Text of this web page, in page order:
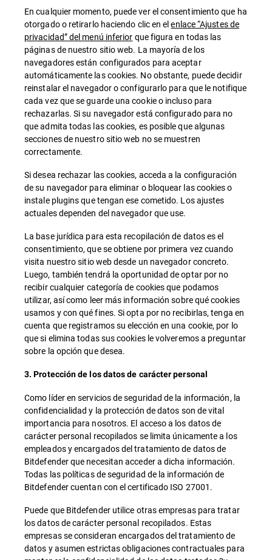
En cualquier momento, puede ver el consentimiento que ha
otorgado o retirarlo haciendo clic en elenlace “Ajustes de
privacidad” del menú inferior que figura en todas las
páginas de nuestro sitio web. La mayoría de los
navegadores están configurados para aceptar
automáticamente las cookies. No obstante, puede decidir
reinstalar el navegador o configurarlo para que le notifique
cada vez que se guarde una cookie o incluso para
rechazarlas. Si su navegador está configurado para no
que admita todas las cookies, es posible que algunas
secciones de nuestro sitio web no se muestren
correctamente.
Si desea rechazar las cookies, acceda a la configuración
de su navegador para eliminar o bloquear las cookies o
instale plugins que tengan ese cometido. Los ajustes
actuales dependen del navegador que use.
La base jurídica para esta recopilación de datos es el
consentimiento, que se obtiene por primera vez cuando
visita nuestro sitio web desde un navegador concreto.
Luego, también tendrá la oportunidad de optar por no
recibir cualquier categoría de cookies que podamos
utilizar, así como leer más información sobre qué cookies
usamos y con qué fines. Si opta por no recibirlas, tenga en
cuenta que registramos su elección en una cookie, por lo
que si elimina todas sus cookies le volveremos a preguntar
sobre la opción que desea.
3. Protección de los datos de carácter personal
Como líder en servicios de seguridad de la información, la
confidencialidad y la protección de datos son de vital
importancia para nosotros. El acceso a los datos de
carácter personal recopilados se limita únicamente a los
empleados y encargados del tratamiento de datos de
Bitdefender que necesitan acceder a dicha información.
Todas las políticas de seguridad de la información de
Bitdefender cuentan con el certificado ISO 27001.
Puede que Bitdefender utilice otras empresas para tratar
los datos de carácter personal recopilados. Estas
empresas se consideran encargados del tratamiento de
datos y asumen estrictas obligaciones contractuales para